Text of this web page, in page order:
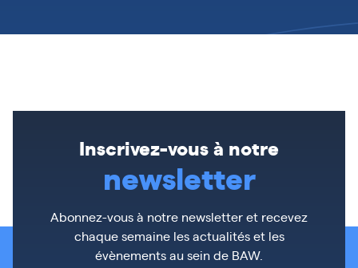
Inscrivez-vous à notre
newsletter
Abonnez-vous à notre newsletter et recevez
chaque semaine les actualités et les
évènements au sein de BAW.